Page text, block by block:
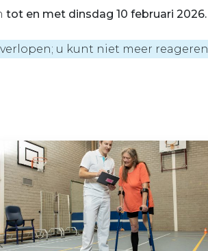
tot en met dinsdag 10 februari 2026.
u kunt niet meer reageren.